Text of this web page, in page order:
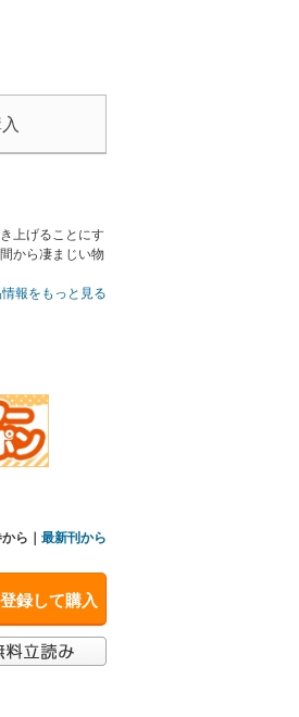
上げることにす
から凄まじい物
報をもっと見る
ら｜ 最新刊から
録して購入